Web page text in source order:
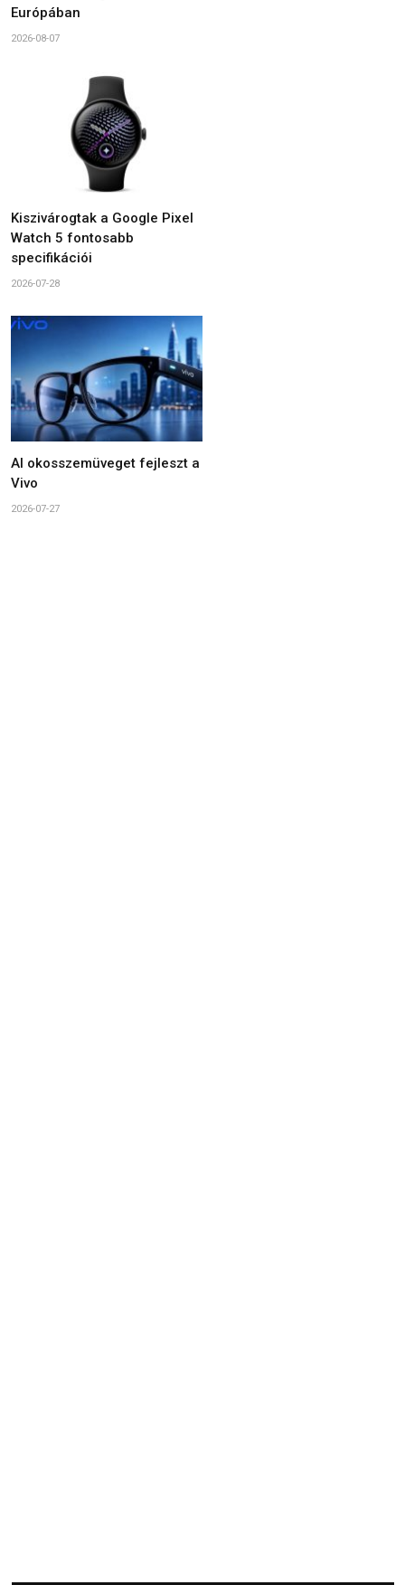
Európában
2026-08-07
Kiszivárogtak a Google Pixel
Watch 5 fontosabb
specifikációi
2026-07-28
AI okosszemüveget fejleszt a
Vivo
2026-07-27